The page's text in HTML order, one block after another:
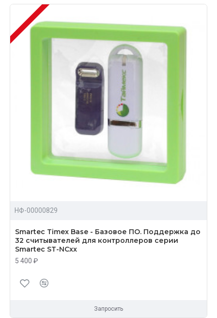
НФ-00000829
Smartec Timex Base - Базовое ПО. Поддержка до
32 считывателей для контроллеров серии
Smartec ST-NCxx
5 400 ₽
Запросить